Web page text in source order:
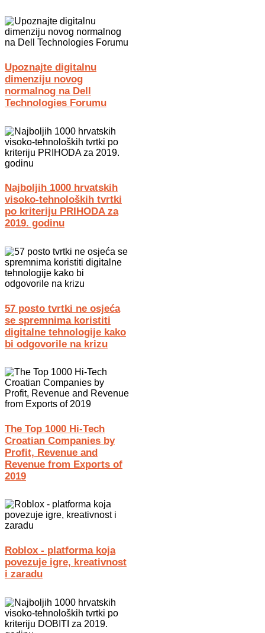
Upoznajte digitalnu
dimenziju novog
normalnog na Dell
Technologies Forumu
Najboljih 1000 hrvatskih
visoko-tehnoloških tvrtki
po kriteriju PRIHODA za
2019. godinu
57 posto tvrtki ne osjeća
se spremnima koristiti
digitalne tehnologije kako
bi odgovorile na krizu
The Top 1000 Hi-Tech
Croatian Companies by
Profit, Revenue and
Revenue from Exports of
2019
Roblox - platforma koja
povezuje igre, kreativnost
i zaradu